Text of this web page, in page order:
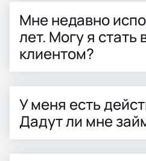
Мне недавно
лет. Могу я стать
клиентом?
У меня есть
Дадут ли мне